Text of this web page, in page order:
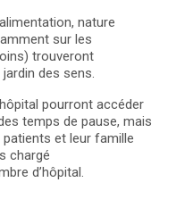
nature
sur les
trouveront
des sens.
pourront accéder
temps de pause, mais
et leur famille
chargé
d’hôpital.